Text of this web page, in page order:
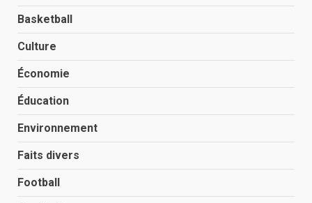
Basketball
Culture
Économie
Éducation
Environnement
Faits divers
Football